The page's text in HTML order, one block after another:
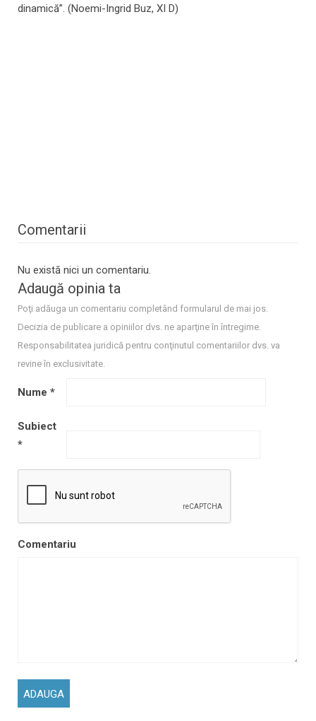
dinamică”. (Noemi-Ingrid Buz, XI D)
Comentarii
Nu există nici un comentariu.
Adaugă opinia ta
Poţi adăuga un comentariu completând formularul de mai jos.
Decizia de publicare a opiniilor dvs. ne aparţine în întregime.
Responsabilitatea juridică pentru conţinutul comentariilor dvs. va
revine în exclusivitate.
Nume *
Subiect
*
Comentariu